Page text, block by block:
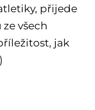
přijede
všech
jak